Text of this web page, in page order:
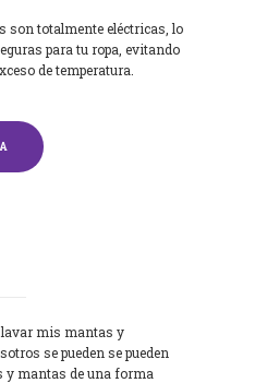
son totalmente eléctricas, lo
para tu ropa, evitando
de temperatura.
lavar mis mantas y
se pueden se pueden
y mantas de una forma